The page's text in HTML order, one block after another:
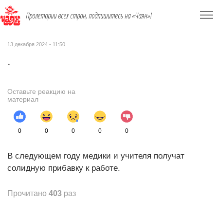
Пролетарии всех стран, подпишитесь на «Чаян»!
13 декабря 2024 - 11:50
.
Оставьте реакцию на
материал
0 0 0 0 0
В следующем году медики и учителя получат
солидную прибавку к работе.
Прочитано 403 раз